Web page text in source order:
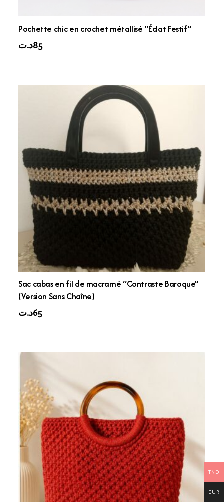
Pochette chic en crochet métallisé “Éclat Festif”
85د.ت
Sac cabas en fil de macramé “Contraste Baroque”
(Version Sans Chaîne)
65د.ت
TND
EUR